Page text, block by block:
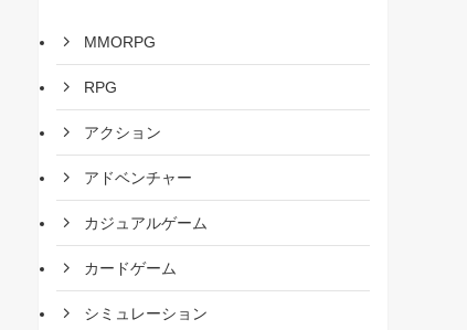
MMORPG
RPG
アクション
アドベンチャー
カジュアルゲーム
カードゲーム
シミュレーション